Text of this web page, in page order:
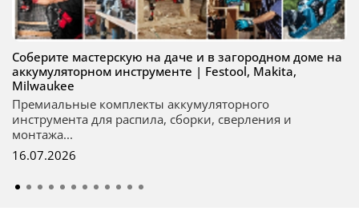
Соберите мастерскую на даче и в загородном доме на
аккумуляторном инструменте | Festool, Makita,
Milwaukee
Премиальные комплекты аккумуляторного
инструмента для распила, сборки, сверления и
монтажа...
16.07.2026